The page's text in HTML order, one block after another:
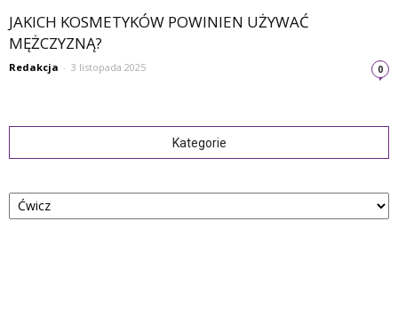
JAKICH KOSMETYKÓW POWINIEN UŻYWAĆ
MĘŻCZYZNĄ?
Redakcja - 3 listopada 2025 0
Kategorie
Kategorie